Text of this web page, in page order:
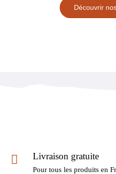
Découvrir
Livraison gratuite
Pour tous les produits en